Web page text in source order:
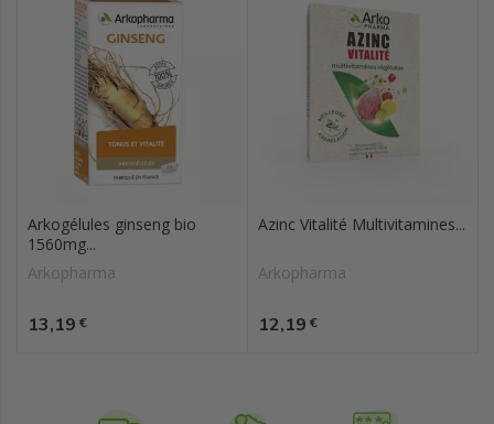
Arkogélules ginseng bio
1560mg...
Arkopharma
Prix
13,19 €
Azinc Vitalité Multivitamines...
Arkopharma
Prix
12,19 €